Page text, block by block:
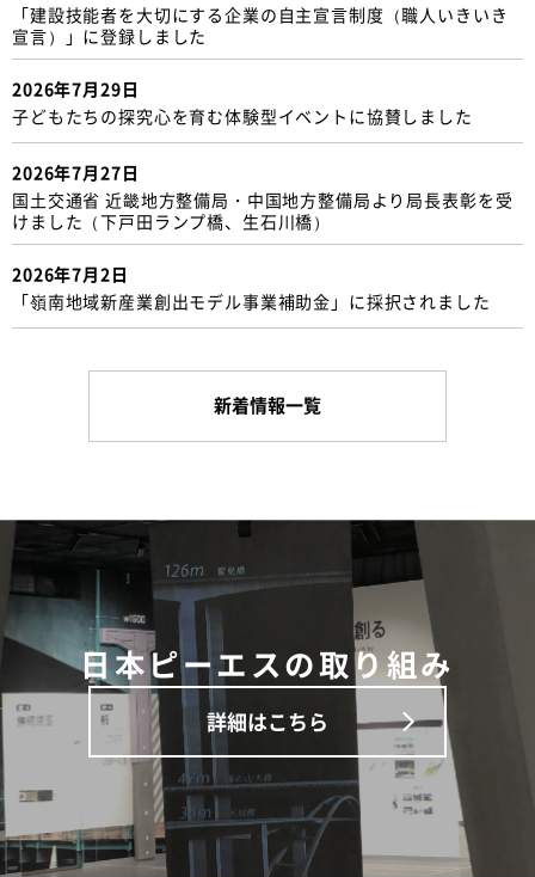
「建設技能者を大切にする企業の自主宣言制度（職人いきいき
宣言）」に登録しました
2026年7月29日
子どもたちの探究心を育む体験型イベントに協賛しました
2026年7月27日
国土交通省 近畿地方整備局・中国地方整備局より局長表彰を受
けました（下戸田ランプ橋、生石川橋）
2026年7月2日
「嶺南地域新産業創出モデル事業補助金」に採択されました
新着情報一覧
日本ピーエスの取り組み
詳細はこちら